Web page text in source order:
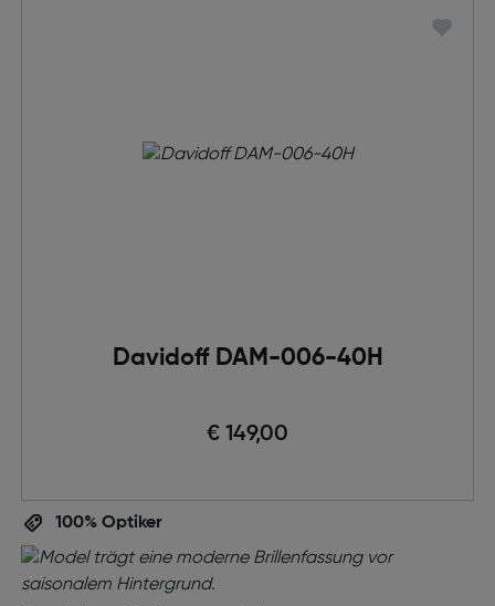
Davidoff DAM-006-40H
€ 149,00
100% Optiker